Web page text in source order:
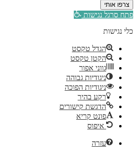
צרפו אותי
פתח סרגל נגישות
כלי נגישות
הגדל טקסט
הקטן טקסט
גווני אפור
ניגודיות גבוהה
ניגודיות הפוכה
רקע בהיר
הדגשת קישורים
פונט קריא
איפוס
עזרה